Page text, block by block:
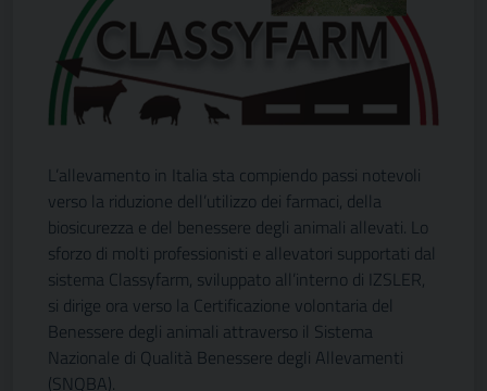
L’allevamento in Italia sta compiendo passi notevoli
verso la riduzione dell’utilizzo dei farmaci, della
biosicurezza e del benessere degli animali allevati. Lo
sforzo di molti professionisti e allevatori supportati dal
sistema Classyfarm, sviluppato all’interno di IZSLER,
si dirige ora verso la Certificazione volontaria del
Benessere degli animali attraverso il Sistema
Nazionale di Qualità Benessere degli Allevamenti
(SNQBA).